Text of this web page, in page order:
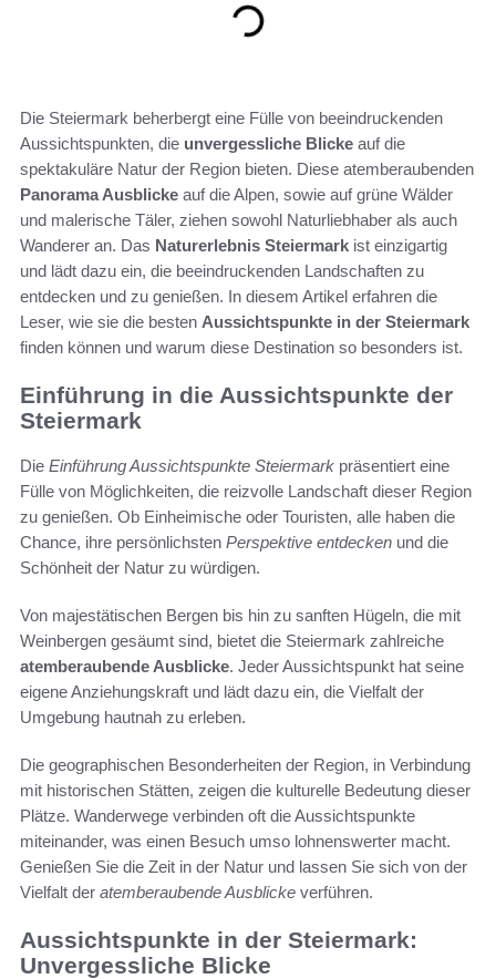
Die Steiermark beherbergt eine Fülle von beeindruckenden
Aussichtspunkten, die unvergessliche Blicke auf die
spektakuläre Natur der Region bieten. Diese atemberaubenden
Panorama Ausblicke auf die Alpen, sowie auf grüne Wälder
und malerische Täler, ziehen sowohl Naturliebhaber als auch
Wanderer an. Das Naturerlebnis Steiermark ist einzigartig
und lädt dazu ein, die beeindruckenden Landschaften zu
entdecken und zu genießen. In diesem Artikel erfahren die
Leser, wie sie die besten Aussichtspunkte in der Steiermark
finden können und warum diese Destination so besonders ist.
Einführung in die Aussichtspunkte der
Steiermark
Die Einführung Aussichtspunkte Steiermark präsentiert eine
Fülle von Möglichkeiten, die reizvolle Landschaft dieser Region
zu genießen. Ob Einheimische oder Touristen, alle haben die
Chance, ihre persönlichsten Perspektive entdecken und die
Schönheit der Natur zu würdigen.
Von majestätischen Bergen bis hin zu sanften Hügeln, die mit
Weinbergen gesäumt sind, bietet die Steiermark zahlreiche
atemberaubende Ausblicke. Jeder Aussichtspunkt hat seine
eigene Anziehungskraft und lädt dazu ein, die Vielfalt der
Umgebung hautnah zu erleben.
Die geographischen Besonderheiten der Region, in Verbindung
mit historischen Stätten, zeigen die kulturelle Bedeutung dieser
Plätze. Wanderwege verbinden oft die Aussichtspunkte
miteinander, was einen Besuch umso lohnenswerter macht.
Genießen Sie die Zeit in der Natur und lassen Sie sich von der
Vielfalt der atemberaubende Ausblicke verführen.
Aussichtspunkte in der Steiermark:
Unvergessliche Blicke